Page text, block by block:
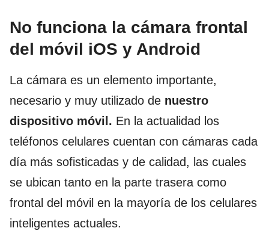
No funciona la cámara frontal
del móvil iOS y Android
La cámara es un elemento importante,
necesario y muy utilizado de nuestro
dispositivo móvil. En la actualidad los
teléfonos celulares cuentan con cámaras cada
día más sofisticadas y de calidad, las cuales
se ubican tanto en la parte trasera como
frontal del móvil en la mayoría de los celulares
inteligentes actuales.